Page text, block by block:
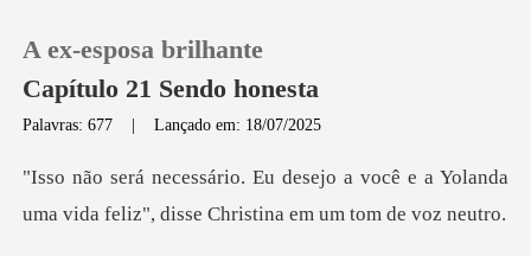
0
A ex-esposa brilhante
Capítulo 21 Sendo honesta
Palavras: 677 |Lançado em: 18/07/2025
você e a Yolanda
uma vida feliz", dis